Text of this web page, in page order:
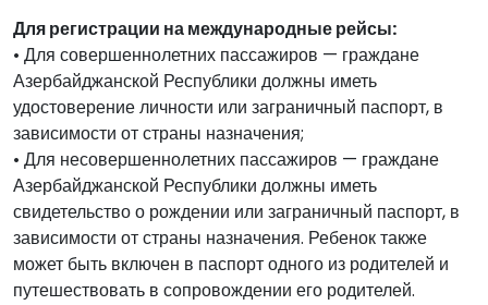
Для регистрации на международные рейсы:
• Для совершеннолетних пассажиров — граждане
Азербайджанской Республики должны иметь
удостоверение личности или заграничный паспорт, в
зависимости от страны назначения;
• Для несовершеннолетних пассажиров — граждане
Азербайджанской Республики должны иметь
свидетельство о рождении или заграничный паспорт, в
зависимости от страны назначения. Ребенок также
может быть включен в паспорт одного из родителей и
путешествовать в сопровождении его родителей.